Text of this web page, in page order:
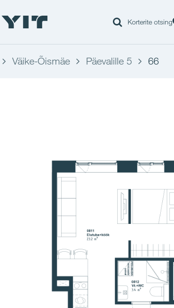
Korterite otsing
Väike-Õismäe Päevalille 5 66